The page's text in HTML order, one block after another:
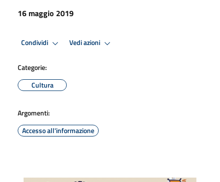
16 maggio 2019
Condividi Vedi azioni
Categorie:
Cultura
Argomenti:
Accesso all'informazione